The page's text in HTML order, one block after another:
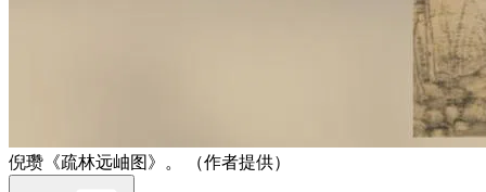
倪瓒《疏林远岫图》。 （作者提供）